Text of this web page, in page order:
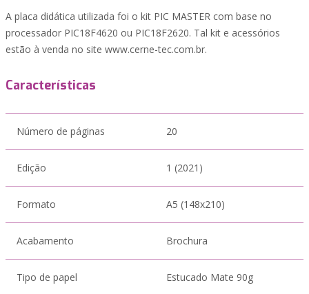
A placa didática utilizada foi o kit PIC MASTER com base no
processador PIC18F4620 ou PIC18F2620. Tal kit e acessórios
estão à venda no site www.cerne-tec.com.br.
Características
Número de páginas 20
Edição 1 (2021)
Formato A5 (148x210)
Acabamento Brochura
Tipo de papel Estucado Mate 90g